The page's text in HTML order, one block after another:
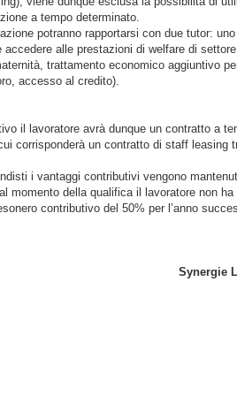
a tempo determinato.
potranno rapportarsi con due tutor: uno
accedere alle prestazioni di welfare di
trattamento economico aggiuntivo
accesso al credito).
il lavoratore avrà dunque un contratto a
corrisponderà un contratto di staff leasing
i vantaggi contributivi vengono
momento della qualifica il lavoratore non ha
contributivo del 50% per l’anno
Synergie